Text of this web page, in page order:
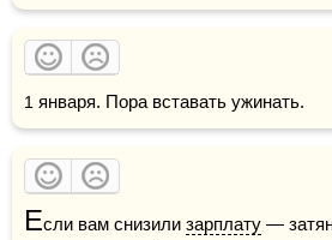
1 января. Пора вставать ужинать.
Если вам снизили зарплату —